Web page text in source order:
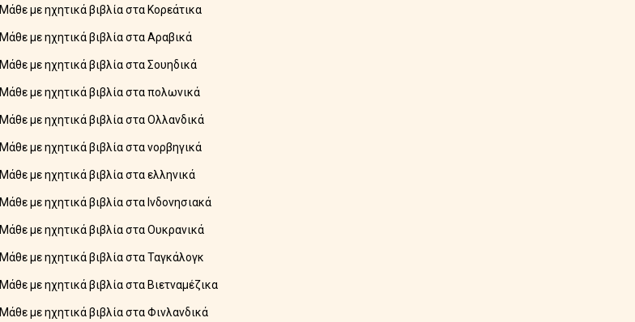
Μάθε με ηχητικά βιβλία στα Κορεάτικα
Μάθε με ηχητικά βιβλία στα Αραβικά
Μάθε με ηχητικά βιβλία στα Σουηδικά
Μάθε με ηχητικά βιβλία στα πολωνικά
Μάθε με ηχητικά βιβλία στα Ολλανδικά
Μάθε με ηχητικά βιβλία στα νορβηγικά
Μάθε με ηχητικά βιβλία στα ελληνικά
Μάθε με ηχητικά βιβλία στα Ινδονησιακά
Μάθε με ηχητικά βιβλία στα Ουκρανικά
Μάθε με ηχητικά βιβλία στα Ταγκάλογκ
Μάθε με ηχητικά βιβλία στα Βιετναμέζικα
Μάθε με ηχητικά βιβλία στα Φινλανδικά